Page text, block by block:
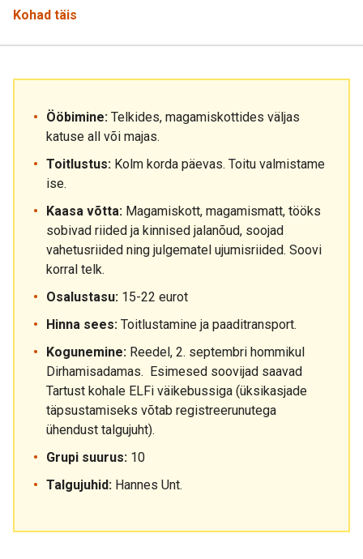
Kohad täis
Ööbimine: Telkides, magamiskottides väljas
katuse all või majas.
Toitlustus: Kolm korda päevas. Toitu valmistame
ise.
Kaasa võtta: Magamiskott, magamismatt, tööks
sobivad riided ja kinnised jalanõud, soojad
vahetusriided ning julgematel ujumisriided. Soovi
korral telk.
Osalustasu: 15-22 eurot
Hinna sees: Toitlustamine ja paaditransport.
Kogunemine: Reedel, 2. septembri hommikul
Dirhamisadamas. Esimesed soovijad saavad
Tartust kohale ELFi väikebussiga (üksikasjade
täpsustamiseks võtab registreerunutega
ühendust talgujuht).
Grupi suurus: 10
Talgujuhid: Hannes Unt.